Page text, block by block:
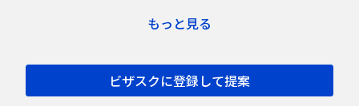
もっと見る
ビザスクに登録して提案